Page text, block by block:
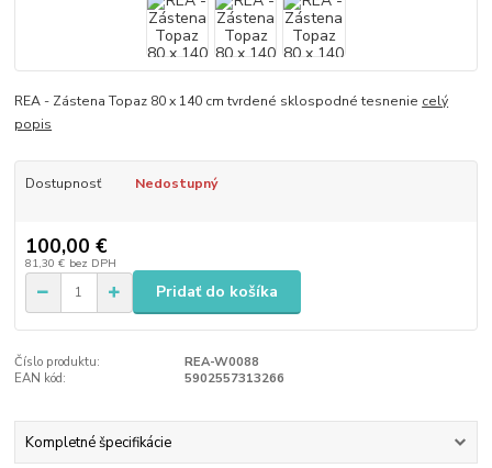
REA - Zástena Topaz 80 x 140 cm tvrdené sklospodné tesnenie celý
popis
Dostupnosť Nedostupný
100,00 €
81,30 € bez DPH
Pridať do košíka
Číslo produktu:
REA-W0088
EAN kód:
5902557313266
Kompletné špecifikácie